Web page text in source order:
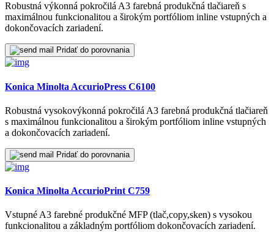
Robustná výkonná pokročilá A3 farebná produkčná tlačiareň s
maximálnou funkcionalitou a širokým portfóliom inline vstupných a
dokončovacích zariadení.
Pridať do porovnania
Konica Minolta AccurioPress C6100
Robustná vysokovýkonná pokročilá A3 farebná produkčná tlačiareň
s maximálnou funkcionalitou a širokým portfóliom inline vstupných
a dokončovacích zariadení.
Pridať do porovnania
Konica Minolta AccurioPrint C759
Vstupné A3 farebné produkčné MFP (tlač,copy,sken) s vysokou
funkcionalitou a základným portfóliom dokončovacích zariadení.